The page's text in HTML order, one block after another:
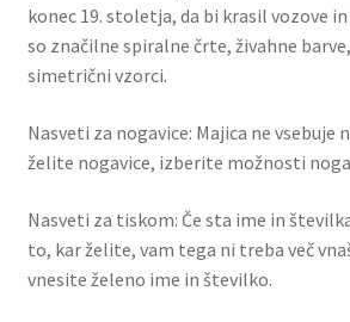
konec 19. stoletja, da bi krasil vozove
so značilne spiralne črte, živahne
simetrični vzorci.
Nasveti za nogavice: Majica ne vsebuje
želite nogavice, izberite možnosti
Nasveti za tiskom: Če sta ime in
to, kar želite, vam tega ni treba več
vnesite želeno ime in številko.